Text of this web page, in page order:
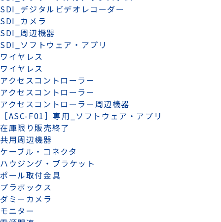
SDI_デジタルビデオレコーダー
SDI_カメラ
SDI_周辺機器
SDI_ソフトウェア・アプリ
ワイヤレス
ワイヤレス
アクセスコントローラー
アクセスコントローラー
アクセスコントローラー周辺機器
［ASC-F01］専用_ソフトウェア・アプリ
在庫限り販売終了
共用周辺機器
ケーブル・コネクタ
ハウジング・ブラケット
ポール取付金具
プラボックス
ダミーカメラ
モニター